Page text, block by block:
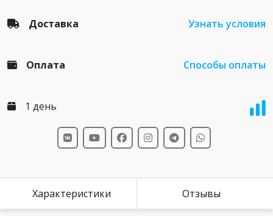
Доставка Узнать условия
Оплата Способы оплаты
1 день
Характеристики Отзывы